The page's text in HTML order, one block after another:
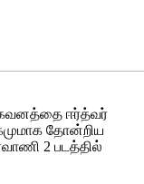
கவனத்தை ஈர்த்வர்
தோன்றிய
2 படத்தில்